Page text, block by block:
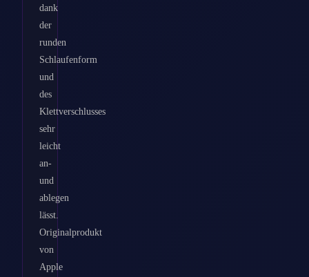
dank
der
runden
Schlaufenform
und
des
Klettverschlusses
sehr
leicht
an-
und
ablegen
lässt.
Originalprodukt
von
Apple